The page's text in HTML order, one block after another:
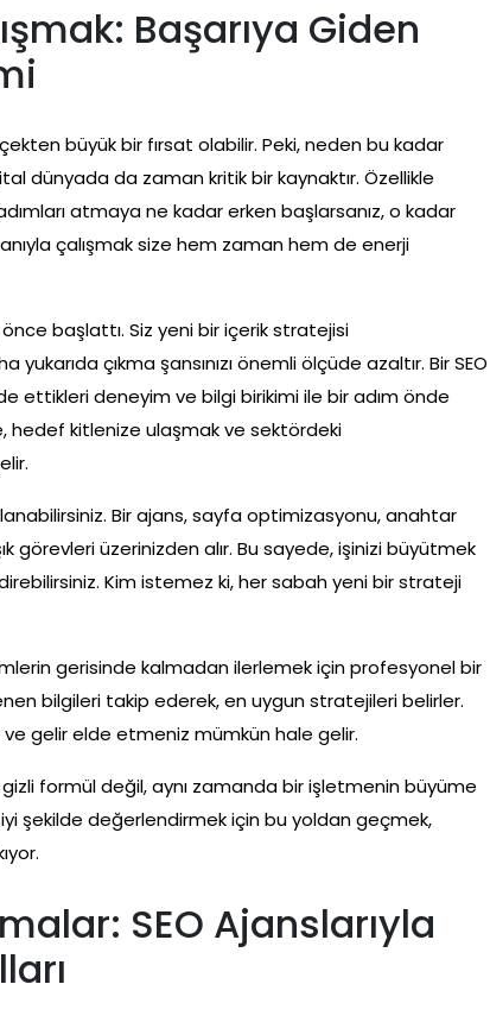
Başarıya Giden
büyük bir fırsat olabilir. Peki, neden bu kadar
dünyada da zaman kritik bir kaynaktır. Özellikle
atmaya ne kadar erken başlarsanız, o kadar
çalışmak size hem zaman hem de enerji
önce başlattı. Siz yeni bir içerik stratejisi
çıkma şansınızı önemli ölçüde azaltır. Bir SEO
ettikleri deneyim ve bilgi birikimi ile bir adım önde
hedef kitlenize ulaşmak ve sektördeki
Bir ajans, sayfa optimizasyonu, anahtar
görevleri üzerinizden alır. Bu sayede, işinizi büyütmek
Kim istemez ki, her sabah yeni bir strateji
gerisinde kalmadan ilerlemek için profesyonel bir
bilgileri takip ederek, en uygun stratejileri belirler.
gelir elde etmeniz mümkün hale gelir.
gizli formül değil, aynı zamanda bir işletmenin büyüme
şekilde değerlendirmek için bu yoldan geçmek,
SEO Ajanslarıyla